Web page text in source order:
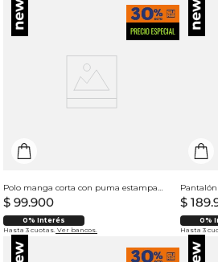
Polo manga corta con puma estampado para hombre
$ 99.900
0% Interés
Hasta 3 cuotas. Ver bancos.
$ 189.
0%
Hasta 3